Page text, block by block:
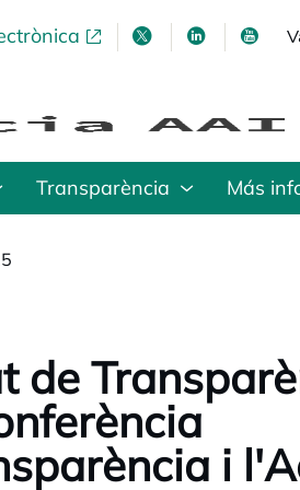
opens in a new tabopens in a new
opens in
Transparència Más
de
i